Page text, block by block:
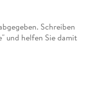
Schreiben
und helfen Sie damit